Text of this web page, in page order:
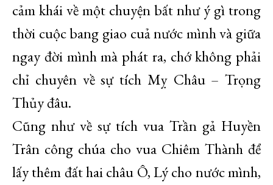
cảm khái về một chuyện bất như ý gì trong
thời cuộc bang giao cuả nước mình và giữa
ngay đời mình mà phát ra, chớ không phải
chỉ chuyên về sự tích Mỵ Châu – Trọng
Thủy đâu.
Cũng như về sự tích vua Trần gả Huyền
Trân công chúa cho vua Chiêm Thành để
lấy thêm đất hai châu Ô, Lý cho nước mình,